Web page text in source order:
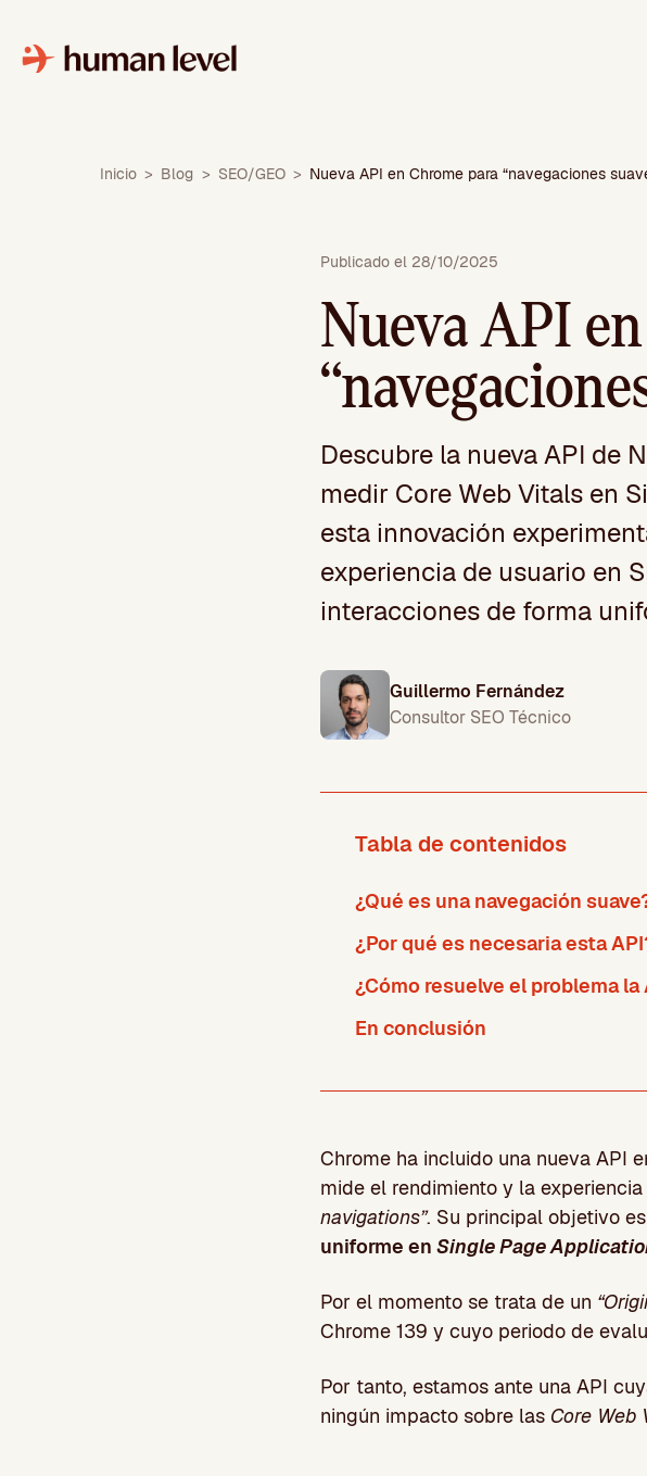
contenido
Inicio > Blog > SEO/GEO > Nueva API en Chrome para “navegaciones
Publicado el 28/10/2025
Nueva API
Descubre la nueva API de
medir Core Web Vitals en
esta innovación
experiencia de usuario en
interacciones de forma
Guillermo Fernández
Consultor SEO Técnico
Tabla de contenidos
¿Qué es una navegación
¿Por qué es necesaria esta
¿Cómo resuelve el problema
En conclusión
Chrome ha incluido una nueva API
mide el rendimiento y la
navigations”. Su principal objetivo es
uniforme en Single Page
Por el momento se trata de un
Chrome 139 y cuyo periodo de
Por tanto, estamos ante una API
ningún impacto sobre las Core Web